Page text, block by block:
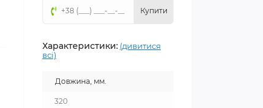
Купити
Характеристики: (дивитися
всі)
Довжина, мм.
320